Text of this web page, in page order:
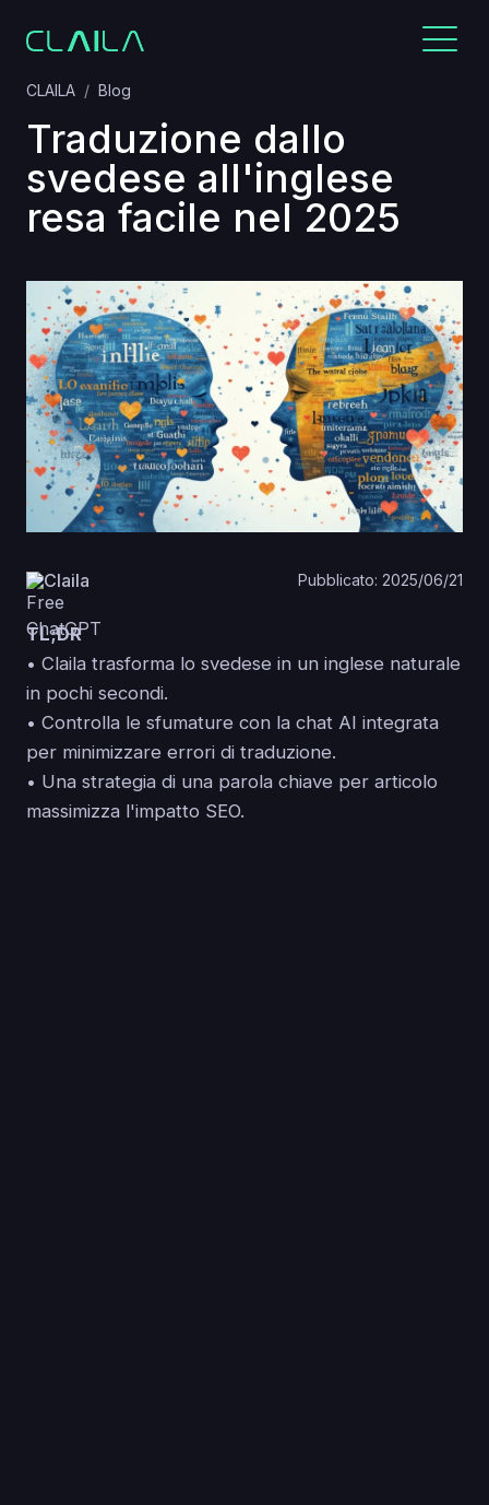
CLAILA Blog
Traduzione dallo
svedese all'inglese
resa facile nel 2025
Claila Pubblicato: 2025/06/21
TL;DR
• Claila trasforma lo svedese in un inglese naturale
in pochi secondi.
• Controlla le sfumature con la chat AI integrata
per minimizzare errori di traduzione.
• Una strategia di una parola chiave per articolo
massimizza l'impatto SEO.